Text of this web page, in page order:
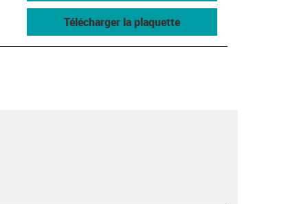
Télécharger la plaquette